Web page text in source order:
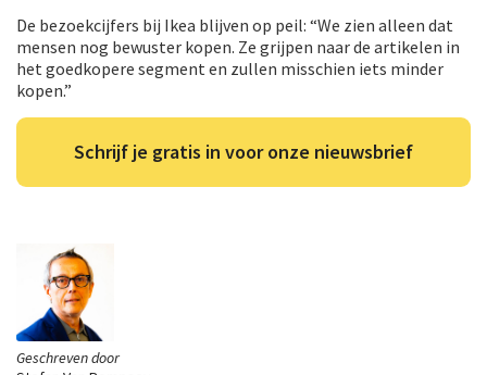
Geschreven door
De bezoekcijfers bij Ikea blijven op peil: “We zien alleen dat
mensen nog bewuster kopen. Ze grijpen naar de artikelen in
het goedkopere segment en zullen misschien iets minder
kopen.”
Schrijf je gratis in voor onze nieuwsbrief